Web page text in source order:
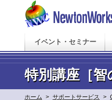
イベント・セミナー
特別講座［智
ホーム > サポートサービス >